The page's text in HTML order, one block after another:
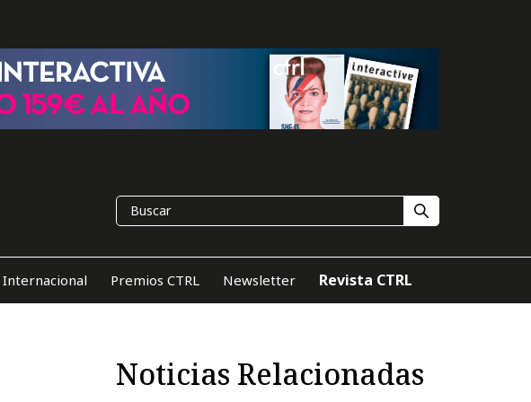
Internacional Premios CTRL Newsletter Revista CTRL
Noticias Relacionadas